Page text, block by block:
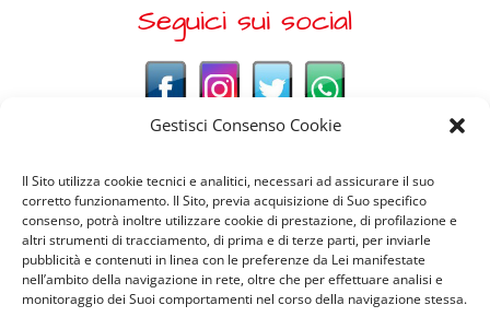
Gestisci Consenso Cookie
Il Sito utilizza cookie tecnici e analitici, necessari ad assicurare il suo
corretto funzionamento. Il Sito, previa acquisizione di Suo specifico
consenso, potrà inoltre utilizzare cookie di prestazione, di profilazione e
altri strumenti di tracciamento, di prima e di terze parti, per inviarle
pubblicità e contenuti in linea con le preferenze da Lei manifestate
nell’ambito della navigazione in rete, oltre che per effettuare analisi e
monitoraggio dei Suoi comportamenti nel corso della navigazione stessa.
Seguici sui social
News recenti
Il pesciolino dei desideri –